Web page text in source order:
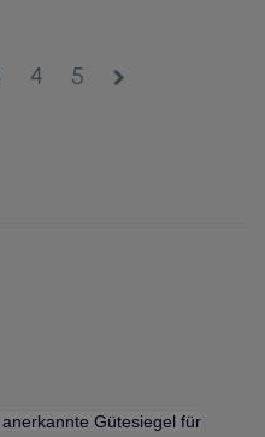
4 5 chevron_right
Gütesiegel für